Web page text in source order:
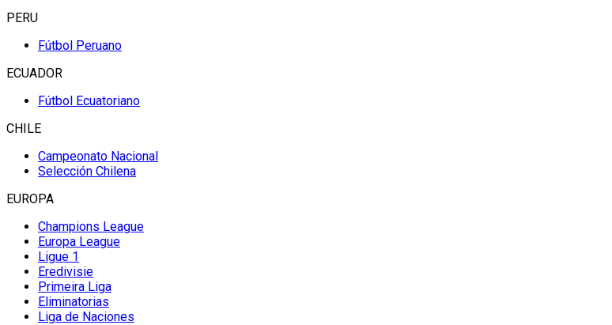
PERU
Fútbol Peruano
ECUADOR
Fútbol Ecuatoriano
CHILE
Campeonato Nacional
Selección Chilena
EUROPA
Champions League
Europa League
Ligue 1
Eredivisie
Primeira Liga
Eliminatorias
Liga de Naciones